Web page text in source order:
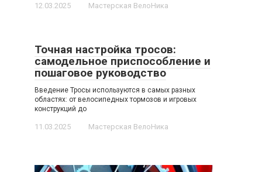
12.03.2025 Мастерская ВелоНика
Точная настройка тросов:
самодельное приспособление и
пошаговое руководство
Введение Тросы используются в самых разных
областях: от велосипедных тормозов и игровых
конструкций до
11.03.2025 Мастерская ВелоНика